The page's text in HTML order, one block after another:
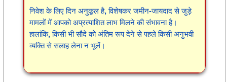
निवेश के लिए दिन अनुकूल है, विशेषकर जमीन-जायदाद से जुड़े
मामलों में आपको अप्रत्याशित लाभ मिलने की संभावना है।
हालांकि, किसी भी सौदे को अंतिम रूप देने से पहले किसी अनुभवी
व्यक्ति से सलाह लेना न भूलें।